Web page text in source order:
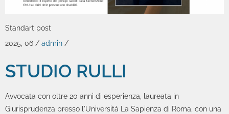
Standart post
2025, 06 / admin /
STUDIO RULLI
Avvocata con oltre 20 anni di esperienza, laureata in
Giurisprudenza presso l'Università La Sapienza di Roma, con una